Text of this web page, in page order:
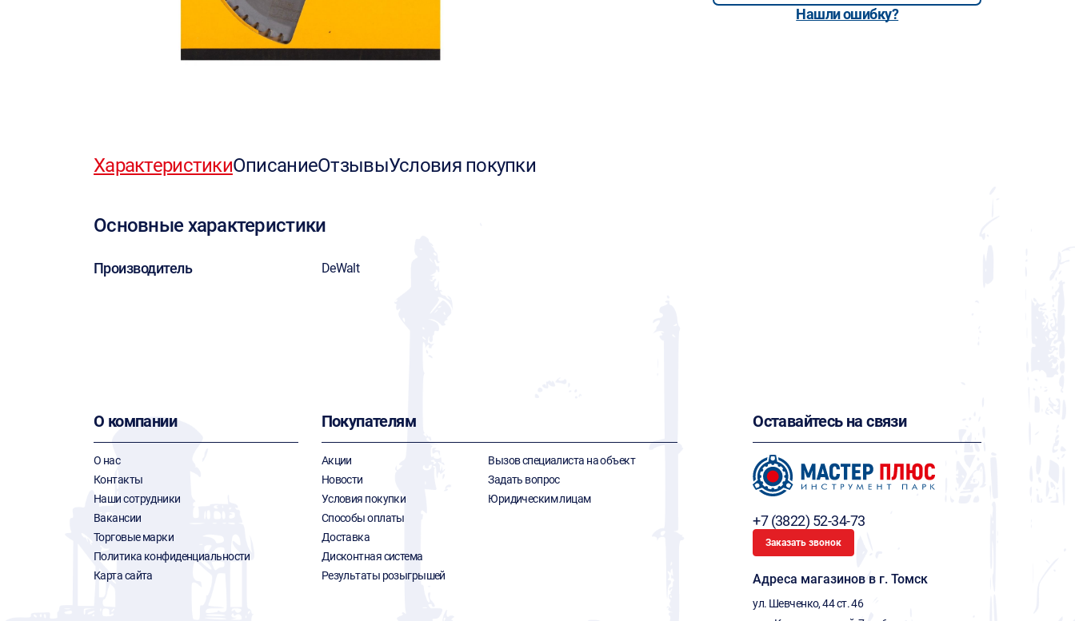
Нашли ошибку?
ХарактеристикиОписаниеОтзывыУсловия покупки
Основные характеристики
Производитель DeWalt
О компании
О нас
Контакты
Наши сотрудники
Вакансии
Торговые марки
Политика конфиденциальности
Карта сайта
Покупателям
Акции
Новости
Условия покупки
Способы оплаты
Доставка
Дисконтная система
Результаты розыгрышей
Вызов специалиста на объект
Задать вопрос
Юридическим лицам
Оставайтесь на связи
+7 (3822) 52-34-73
Заказать звонок
Адреса магазинов в г. Томск
ул. Шевченко, 44 ст. 46